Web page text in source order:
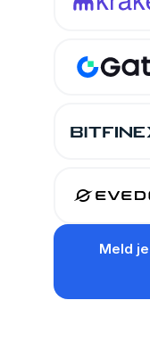
Meld